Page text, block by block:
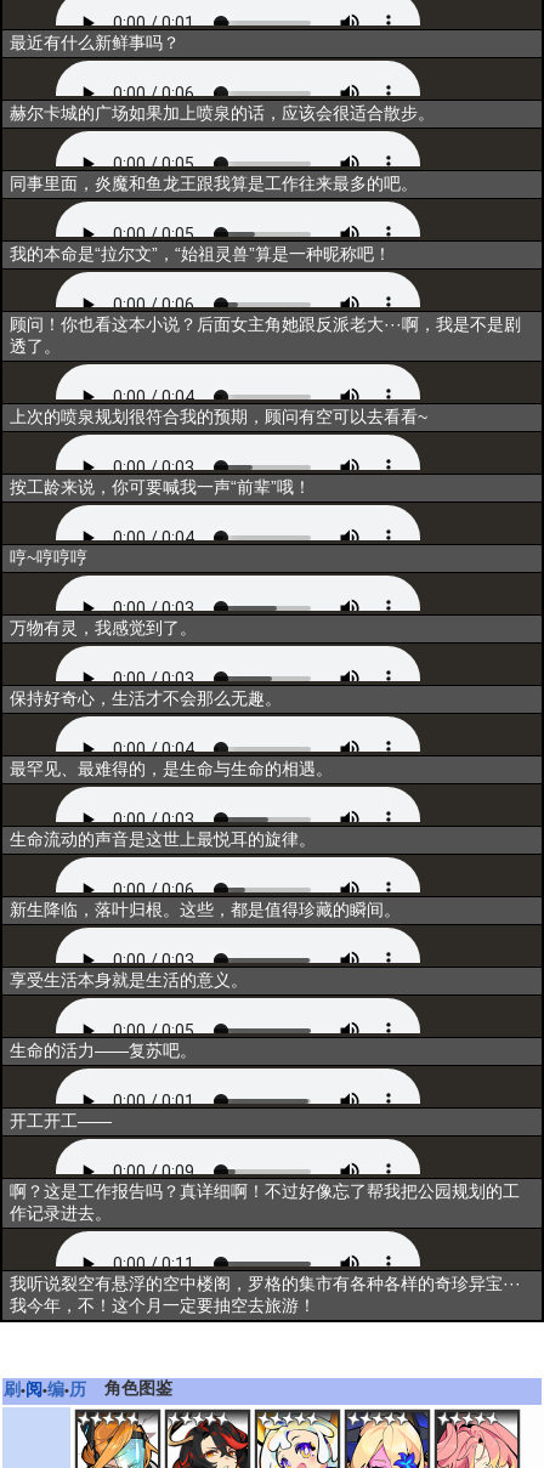
互动1
最近有什么新鲜事吗？
互动2
赫尔卡城的广场如果加上喷泉的话，应该会很适合散步。
互动3
同事里面，炎魔和鱼龙王跟我算是工作往来最多的吧。
互动4
我的本命是“拉尔文”，“始祖灵兽”算是一种昵称吧！
互动5
顾问！你也看这本小说？后面女主角她跟反派老大···啊，我是不是剧
透了。
闲聊1
上次的喷泉规划很符合我的预期，顾问有空可以去看看~
闲聊2
按工龄来说，你可要喊我一声“前辈”哦！
闲聊3
哼~哼哼哼
唤醒
万物有灵，我感觉到了。
同行
保持好奇心，生活才不会那么无趣。
重构
最罕见、最难得的，是生命与生命的相遇。
联结
生命流动的声音是这世上最悦耳的旋律。
归一
新生降临，落叶归根。这些，都是值得珍藏的瞬间。
超越
享受生活本身就是生活的意义。
释放技能
生命的活力——复苏吧。
出战
开工开工——
资料一
啊？这是工作报告吗？真详细啊！不过好像忘了帮我把公园规划的工
作记录进去。
资料二
我听说裂空有悬浮的空中楼阁，罗格的集市有各种各样的奇珍异宝···
我今年，不！这个月一定要抽空去旅游！
刷•阅•编•历 角色图鉴